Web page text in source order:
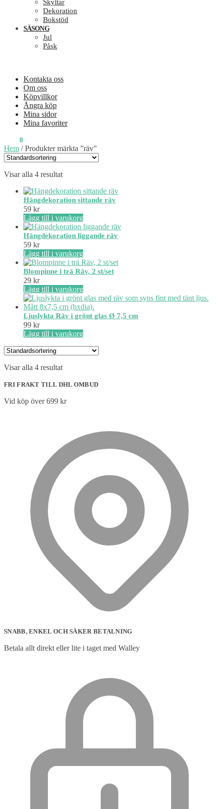
Skyltar
Dekoration
Bokstöd
SÄSONG
Jul
Påsk
Kontakta oss
Om oss
Köpvillkor
Ångra köp
Mina sidor
Mina favoriter
0
Hem /Produkter märkta ”räv”
Visar alla 4 resultat
Hängdekoration sittande räv
59 kr
Lägg till i varukorg
Hängdekoration liggande räv
59 kr
Lägg till i varukorg
Blompinne i trä Räv, 2 st/set
29 kr
Lägg till i varukorg
Ljuslykta Räv i grönt glas Ø 7,5 cm
99 kr
Lägg till i varukorg
Visar alla 4 resultat
FRI FRAKT TILL DHL OMBUD
Vid köp över 699 kr
SNABB, ENKEL OCH SÄKER BETALNING
Betala allt direkt eller lite i taget med Walley